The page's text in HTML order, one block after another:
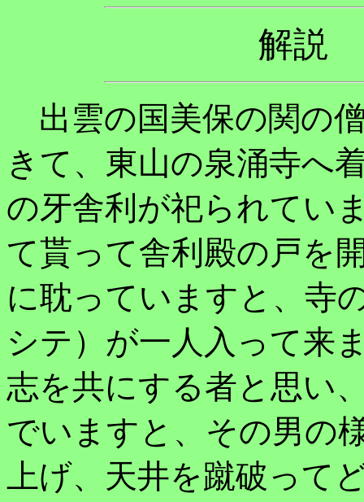
解
出雲の国美保の関の
きて、東山の泉涌寺へ
の牙舎利が祀られてい
て貰って舎利殿の戸を
に耽っていますと、寺
シテ）が一人入って来
志を共にする者と思い
でいますと、その男の
上げ、天井を蹴破って